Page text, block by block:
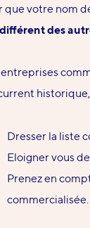
que votre nom
différent des
Dresser la liste
Eloigner vous
Prenez en
commercialisée.